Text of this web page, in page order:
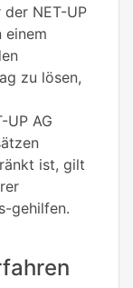
NET-UP
einem
zu lösen,
UP AG
ist, gilt
gehilfen.